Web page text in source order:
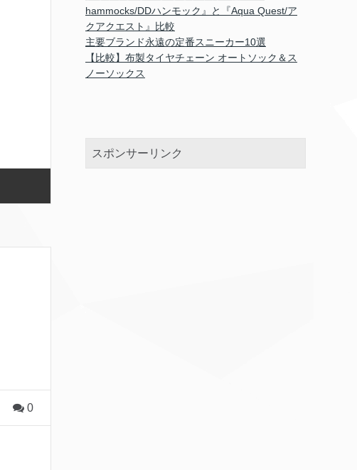
0
hammocks/DDハンモック』と『Aqua Quest/ア
クアクエスト』比較
主要ブランド永遠の定番スニーカー10選
【比較】布製タイヤチェーン オートソック＆ス
ノーソックス
スポンサーリンク